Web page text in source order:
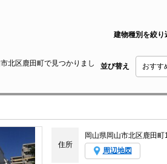
建物種別を絞り
北区鹿田町で見つかりまし
並び替え
住所
岡山県岡山市北区鹿田町
周辺地図